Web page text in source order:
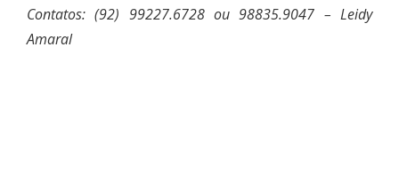
Contatos: (92) 99227.6728 ou 98835.9047 – Leidy
Amaral